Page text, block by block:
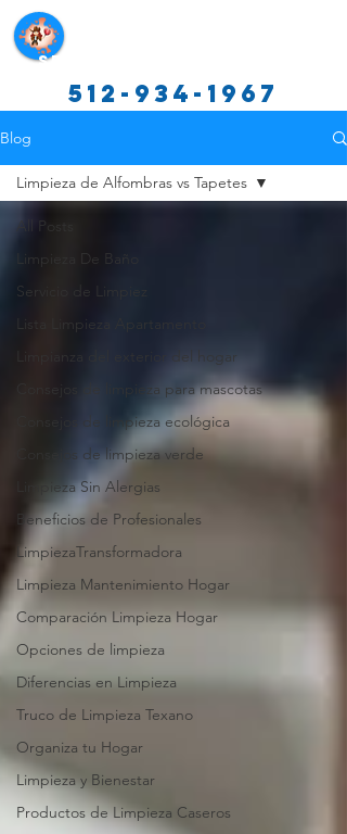
Servicios de limpieza de
512-934-1967
Blog
All Posts
Limpieza De Baño
Servicio de Limpiez
Lista Limpieza Apartamento
Limpianza del exterior del hogar
Consejos de limpieza para mascotas
Consejos de limpieza ecológica
Consejos de limpieza verde
Limpieza Sin Alergias
Beneficios de Profesionales
LimpiezaTransformadora
Limpieza Mantenimiento Hogar
Comparación Limpieza Hogar
Opciones de limpieza
Diferencias en Limpieza
Truco de Limpieza Texano
Organiza tu Hogar
Limpieza y Bienestar
Productos de Limpieza Caseros
Limpieza de Alfombras vs Tapetes